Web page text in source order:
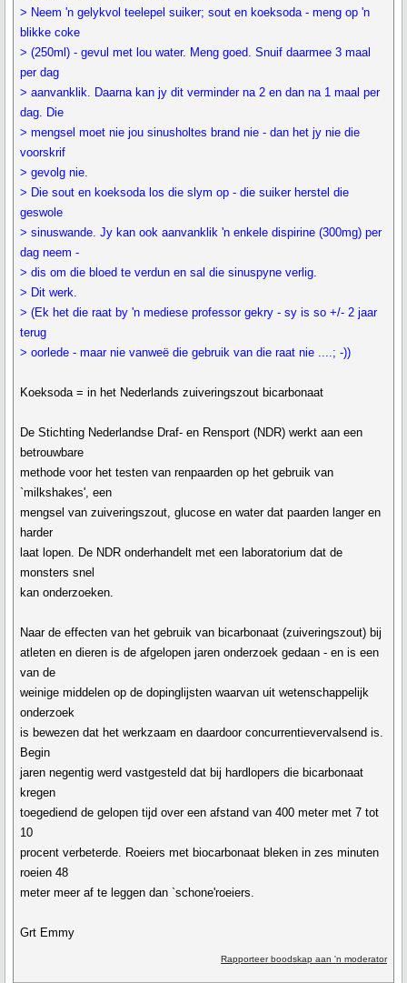
> Neem 'n gelykvol teelepel suiker; sout en koeksoda - meng op 'n
blikke coke
> (250ml) - gevul met lou water. Meng goed. Snuif daarmee 3 maal
per dag
> aanvanklik. Daarna kan jy dit verminder na 2 en dan na 1 maal per
dag. Die
> mengsel moet nie jou sinusholtes brand nie - dan het jy nie die
voorskrif
> gevolg nie.
> Die sout en koeksoda los die slym op - die suiker herstel die
geswole
> sinuswande. Jy kan ook aanvanklik 'n enkele dispirine (300mg) per
dag neem -
> dis om die bloed te verdun en sal die sinuspyne verlig.
> Dit werk.
> (Ek het die raat by 'n mediese professor gekry - sy is so +/- 2 jaar
terug
> oorlede - maar nie vanweë die gebruik van die raat nie ....; -))
Koeksoda = in het Nederlands zuiveringszout bicarbonaat
De Stichting Nederlandse Draf- en Rensport (NDR) werkt aan een
betrouwbare
methode voor het testen van renpaarden op het gebruik van
`milkshakes', een
mengsel van zuiveringszout, glucose en water dat paarden langer en
harder
laat lopen. De NDR onderhandelt met een laboratorium dat de
monsters snel
kan onderzoeken.
Naar de effecten van het gebruik van bicarbonaat (zuiveringszout) bij
atleten en dieren is de afgelopen jaren onderzoek gedaan - en is een
van de
weinige middelen op de dopinglijsten waarvan uit wetenschappelijk
onderzoek
is bewezen dat het werkzaam en daardoor concurrentievervalsend is.
Begin
jaren negentig werd vastgesteld dat bij hardlopers die bicarbonaat
kregen
toegediend de gelopen tijd over een afstand van 400 meter met 7 tot
10
procent verbeterde. Roeiers met biocarbonaat bleken in zes minuten
roeien 48
meter meer af te leggen dan `schone'roeiers.
Grt Emmy
Rapporteer boodskap aan 'n moderator